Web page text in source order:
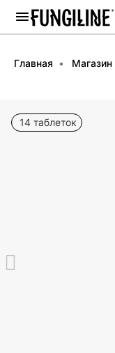
Главная Магазин
14 таблеток